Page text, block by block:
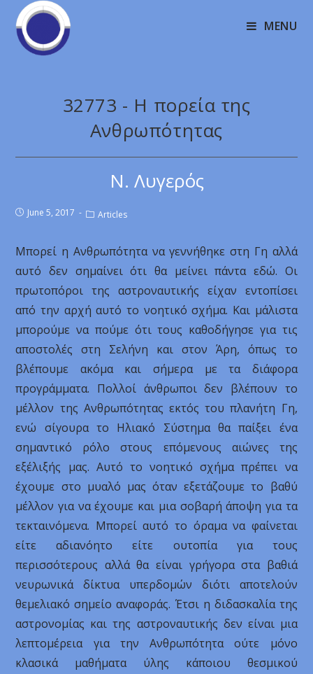
MENU
32773 - Η πορεία της
Ανθρωπότητας
Ν. Λυγερός
June 5, 2017 Articles
Μπορεί η Ανθρωπότητα να γεννήθηκε στη Γη αλλά
αυτό δεν σημαίνει ότι θα μείνει πάντα εδώ. Οι
πρωτοπόροι της αστροναυτικής είχαν εντοπίσει
από την αρχή αυτό το νοητικό σχήμα. Και μάλιστα
μπορούμε να πούμε ότι τους καθοδήγησε για τις
αποστολές στη Σελήνη και στον Άρη, όπως το
βλέπουμε ακόμα και σήμερα με τα διάφορα
προγράμματα. Πολλοί άνθρωποι δεν βλέπουν το
μέλλον της Ανθρωπότητας εκτός του πλανήτη Γη,
ενώ σίγουρα το Ηλιακό Σύστημα θα παίξει ένα
σημαντικό ρόλο στους επόμενους αιώνες της
εξέλιξής μας. Αυτό το νοητικό σχήμα πρέπει να
έχουμε στο μυαλό μας όταν εξετάζουμε το βαθύ
μέλλον για να έχουμε και μια σοβαρή άποψη για τα
τεκταινόμενα. Μπορεί αυτό το όραμα να φαίνεται
είτε αδιανόητο είτε ουτοπία για τους
περισσότερους αλλά θα είναι γρήγορα στα βαθιά
νευρωνικά δίκτυα υπερδομών διότι αποτελούν
θεμελιακό σημείο αναφοράς. Έτσι η διδασκαλία της
αστρονομίας και της αστροναυτικής δεν είναι μια
λεπτομέρεια για την Ανθρωπότητα ούτε μόνο
κλασικά μαθήματα ύλης κάποιου θεσμικού